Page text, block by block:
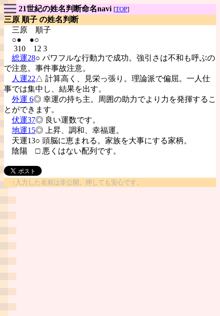
21世紀の姓名判断命名navi [TOP]
三原 順子 の姓名判断
三原 順子
○● ●○
310 12 3
総運28○ パワフルな行動力で成功。強引さは不和も呼ぶの
で注意。事件事故注意。
人運22△ 計算高く、見栄っ張り。理論派で偏屈。一人仕
事では集中し、結果を出す。
外運 6◎ 幸運の持ち主。周囲の助力でより力を発揮するこ
とができます。
伏運37◎ 良い運数です。
地運15◎ 上昇、調和、幸福運。
天運13○ 頭脳に恵まれる。家族を大事にする家柄。
陰陽 □ 悪くはない配列です。
↑入力した名前は非公開。押しても安心です。